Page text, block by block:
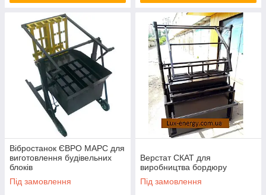
Вібростанок ЄВРО МАРС для
виготовлення будівельних
блоків
Під замовлення
Верстат СКАТ для
виробництва бордюру
Під замовлення